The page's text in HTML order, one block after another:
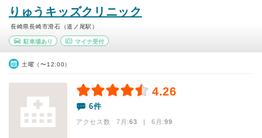
りゅうキッズクリニック
長崎県長崎市滑石（道ノ尾駅）
駐車場あり マイナ受付
土曜（〜12:00）
4.26
6件
アクセス数 7月:63 | 6月:99